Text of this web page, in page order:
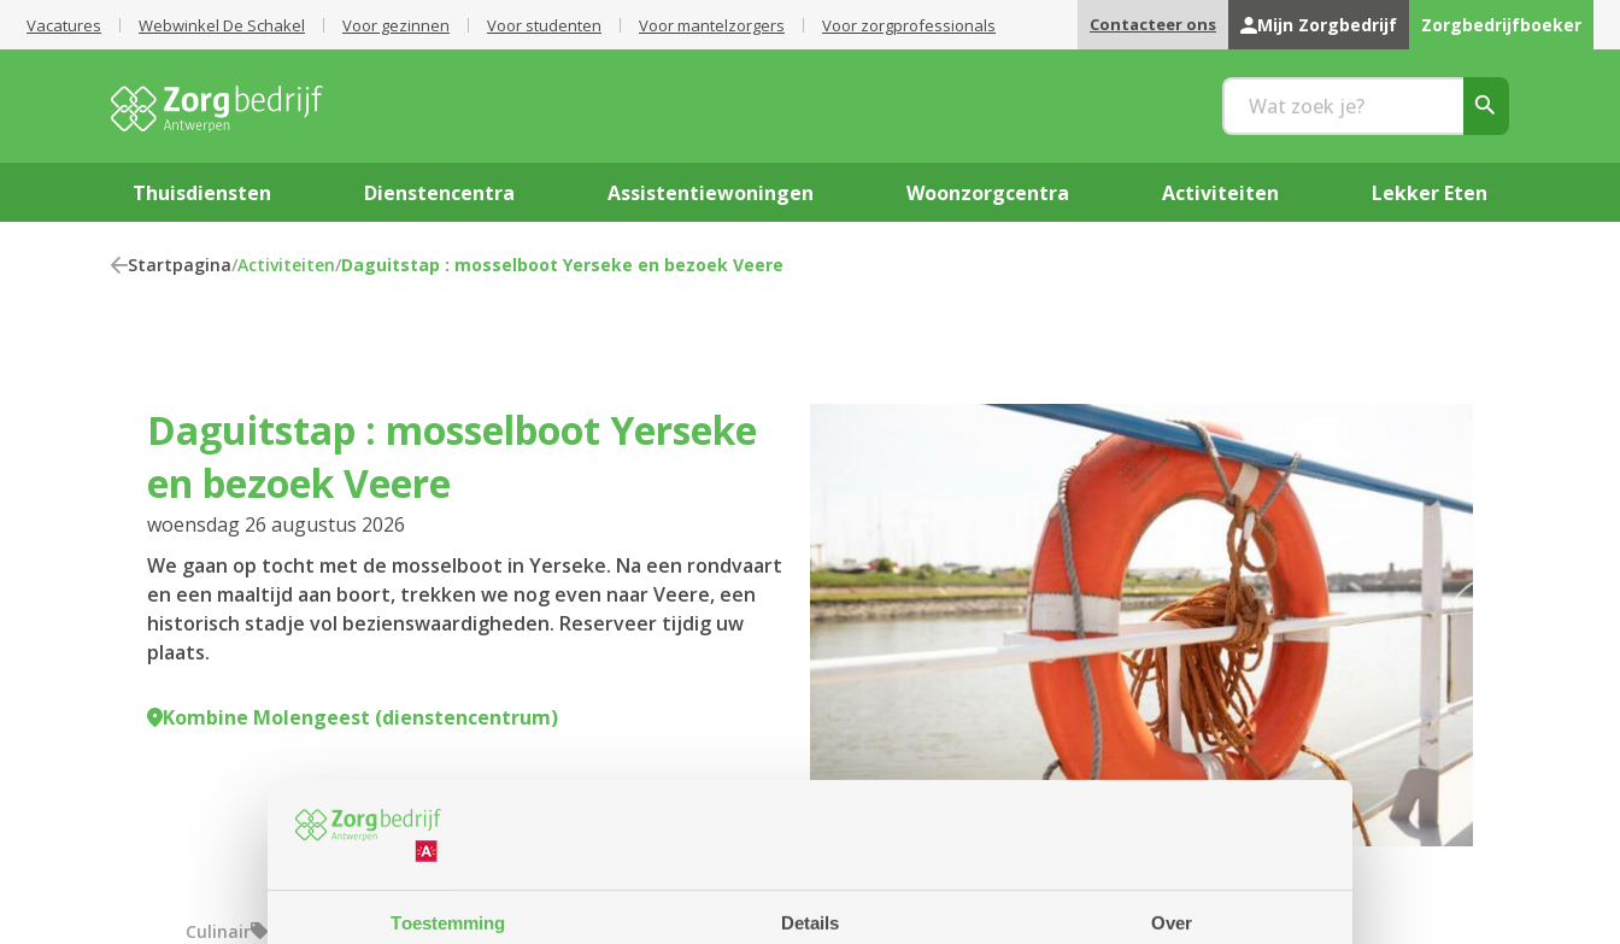
Toestemming Details Over
Vacatures Webwinkel De Schakel Voor gezinnen Voor studenten Voor mantelzorgers Voor zorgprofessionals Contacteer ons Mijn Zorgbedrijf Zorgbedrijfboeker
Thuisdiensten Dienstencentra Assistentiewoningen Woonzorgcentra Activiteiten Lekker Eten
Startpagina/Activiteiten/Daguitstap : mosselboot Yerseke en bezoek Veere
Daguitstap : mosselboot Yerseke
en bezoek Veere
woensdag 26 augustus 2026
We gaan op tocht met de mosselboot in Yerseke. Na een rondvaart
en een maaltijd aan boort, trekken we nog even naar Veere, een
historisch stadje vol bezienswaardigheden. Reserveer tijdig uw
plaats.
Kombine Molengeest (dienstencentrum)
Culinair